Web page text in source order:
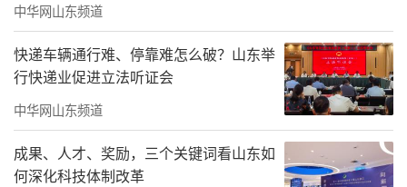
中华网山东频道
快递车辆通行难、停靠难怎么破？山东举
行快递业促进立法听证会
中华网山东频道
成果、人才、奖励，三个关键词看山东如
何深化科技体制改革